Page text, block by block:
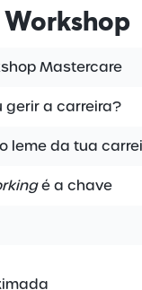
Mastercare
gerir a carreira?
leme da tua
é a chave